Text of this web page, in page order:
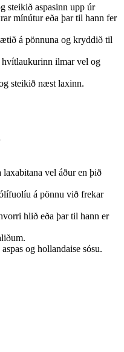
steikið aspasinn upp úr
mínútur eða þar til hann fer
á pönnuna og kryddið til
hvítlaukurinn ilmar vel og
steikið næst laxinn.
vel áður en þið
á pönnu við frekar
hlið eða þar til hann er
og hollandaise sósu.